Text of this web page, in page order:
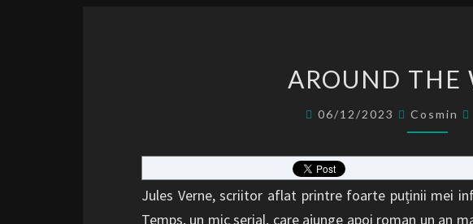
THE
AROUND THE
06/12/2023 Cosmin
Jules Verne, scriitor aflat printre foarte puținii mei
Temps, un mic serial, care ajunge apoi roman un an